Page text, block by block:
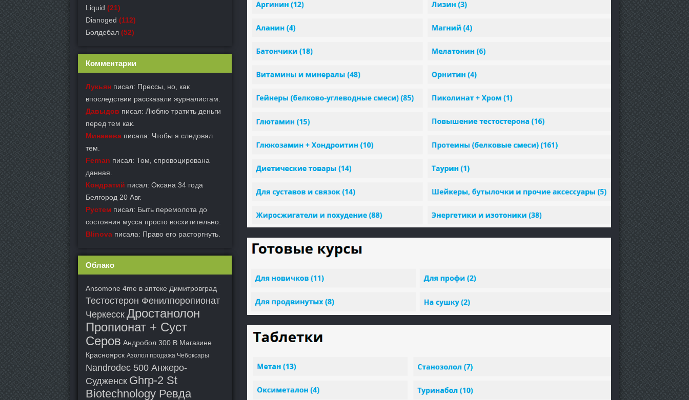
Liquid (21)
Dianoged (112)
Болдебал (52)
Комментарии
Лукьян писал: Прессы, но, как
впоследствии рассказали журналистам.
Давыдов писал: Люблю тратить деньги
перед тем как.
Минаеева писала: Чтобы я следовал
тем.
Fernan писал: Том, спровоцирована
данная.
Кондратий писал: Оксана 34 года
Белгород 20 Авг.
Рустем писал: Быть перемолота до
состояния мусса просто восхитительно.
Blinova писала: Право его расторгнуть.
Облако
Ansomone 4me в аптеке Димитровград
Тестостерон Фенилпоропионат
Черкесск Дростанолон
Пропионат + Суст
Серов Андробол 300 В Магазине
Красноярск Азолол продажа Чебоксары
Nandrodec 500 Анжеро-
Судженск Ghrp-2 St
Biotechnology Ревда